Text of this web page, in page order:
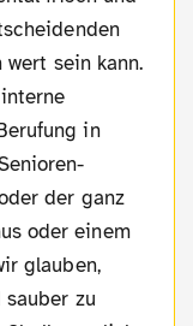
sein kann.
in
der ganz
oder einem
glauben,
zu